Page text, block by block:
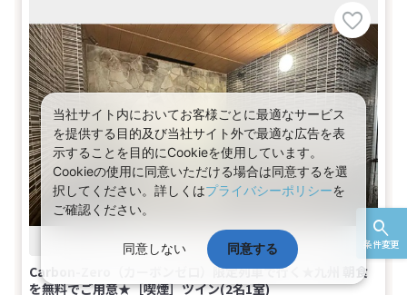
条件変更
Carbon-Zero（カーボンゼロ）限定列車で行く★九州 朝食
を無料でご用意★［喫煙］ツイン(2名1室)
当社サイト内においてお客様ごとに最適なサービス
を提供する目的及び当社サイト外で最適な広告を表
示することを目的にCookieを使用しています。
Cookieの使用に同意いただける場合は同意するを選
択してください。詳しくはプライバシーポリシーを
ご確認ください。
同意しない 同意する